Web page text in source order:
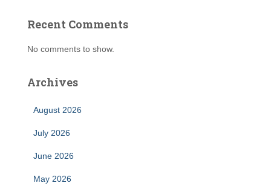
Recent Comments
No comments to show.
Archives
August 2026
July 2026
June 2026
May 2026